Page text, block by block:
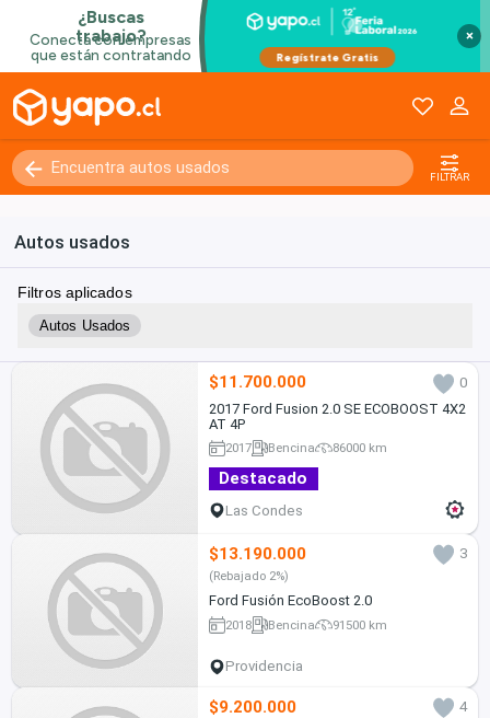
×
FILTRAR
Autos usados
Filtros aplicados
Autos Usados
$11.700.000
0
2017 Ford Fusion 2.0 SE ECOBOOST 4X2
AT 4P
2017 Bencina 86000 km
Destacado
Las Condes
$13.190.000 3
(Rebajado 2%)
Ford Fusión EcoBoost 2.0
2018 Bencina 91500 km
Providencia
$9.200.000 4